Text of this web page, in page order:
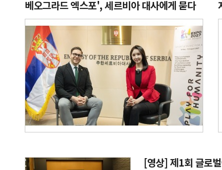
베오그라드 엑스포', 세르비아 대사에게 묻다
[영상] 제1회 글로